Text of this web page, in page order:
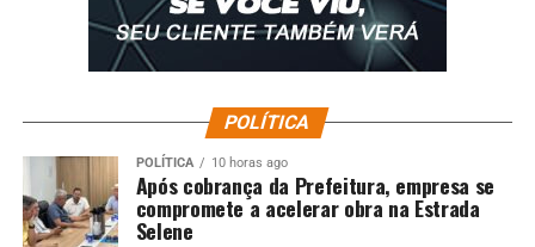
POLÍTICA
POLÍTICA 10 horas ago
Após cobrança da Prefeitura, empresa se
compromete a acelerar obra na Estrada
Selene